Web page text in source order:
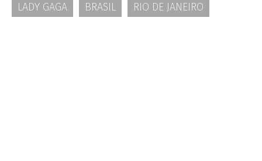
LADY GAGA BRASIL RIO DE JANEIRO